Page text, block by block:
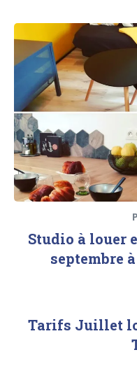
Navigation
de
l’article
Studio à louer
septembre
Tarifs Juillet